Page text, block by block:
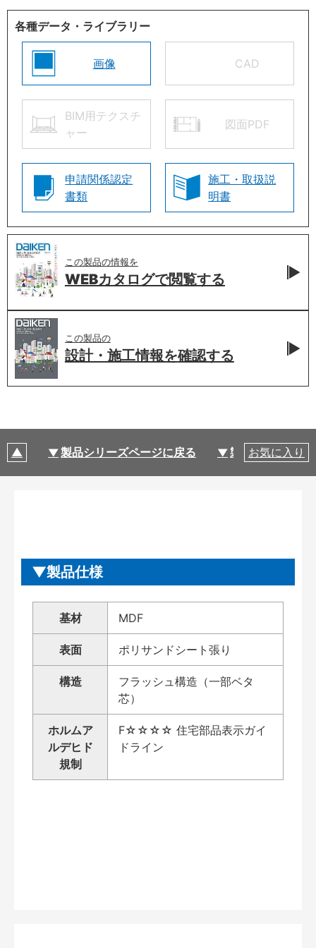
各種データ・ライブラリー
画像 CAD
BIM用テクスチ
ャー
図面PDF
申請関係認定
書類
施工・取扱説
明書
この製品の情報を
WEBカタログで閲覧する
この製品の
設計・施工情報を確認する
製品シリーズページに戻る 製品仕様
お気に入り
製品仕様
基材 MDF
表面 ポリサンドシート張り
構造
フラッシュ構造（一部ベタ
芯）
ホルムア
ルデヒド
規制
F☆☆☆☆ 住宅部品表示ガイ
ドライン